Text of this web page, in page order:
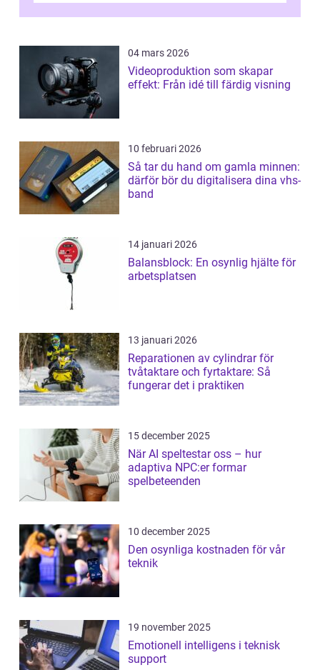
04 mars 2026
Videoproduktion som skapar
effekt: Från idé till färdig visning
10 februari 2026
Så tar du hand om gamla minnen:
därför bör du digitalisera dina vhs-
band
14 januari 2026
Balansblock: En osynlig hjälte för
arbetsplatsen
13 januari 2026
Reparationen av cylindrar för
tvåtaktare och fyrtaktare: Så
fungerar det i praktiken
15 december 2025
När AI speltestar oss – hur
adaptiva NPC:er formar
spelbeteenden
10 december 2025
Den osynliga kostnaden för vår
teknik
19 november 2025
Emotionell intelligens i teknisk
support